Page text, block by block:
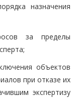
назначения
за пределы
объектов
при отказе их
экспертизу